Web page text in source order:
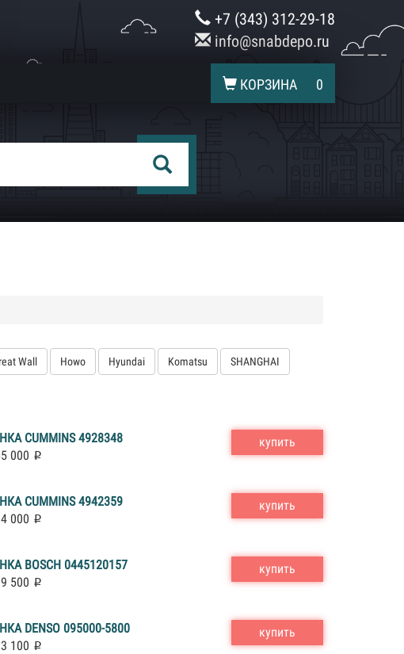
+7 (343) 312-29-18
info@snabdepo.ru
КОРЗИНА 0
Wall Howo Hyundai Komatsu SHANGHAI
CUMMINS 4928348
000
купить
CUMMINS 4942359
000
купить
BOSCH 0445120157
500
купить
DENSO 095000-5800
100
купить